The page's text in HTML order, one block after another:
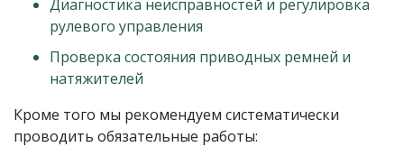
Диагностика неисправностей и регулировка
рулевого управления
Проверка состояния приводных ремней и
натяжителей
Кроме того мы рекомендуем систематически
проводить обязательные работы: